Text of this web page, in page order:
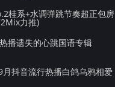
桂系+水调弹跳节奏超正包房
力推)
播遗失的心跳国语专辑
月抖音流行热播白鸽乌鸦相爱